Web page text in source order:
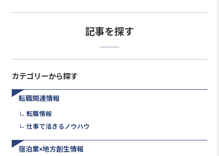
が生じやすいのも事実です。 …
記事を探す
カテゴリーから探す
転職関連情報
転職情報
仕事で活きるノウハウ
宿泊業×地方創生情報